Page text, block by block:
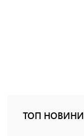
ТОП НОВИНИ